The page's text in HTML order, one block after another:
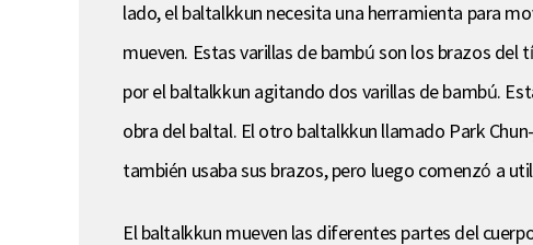
lado, el baltalkkun necesita una herramienta para
mueven. Estas varillas de bambú son los brazos
por el baltalkkun agitando dos varillas de bambú.
obra del baltal. El otro baltalkkun llamado Park
también usaba sus brazos, pero luego comenzó a
El baltalkkun mueven las diferentes partes del